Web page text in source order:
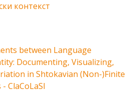
контекст
between Language
Documenting, Visualizing,
in Shtokavian (Non-)Finite
ClaCoLaSI